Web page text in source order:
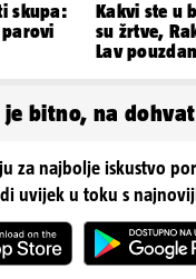
skupa:
Kakvi ste u
su žrtve,
Lav
je bitno, na
za najbolje iskustvo
uvijek u toku s